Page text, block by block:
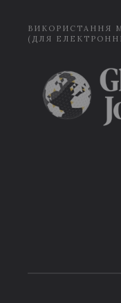
ВИКОРИСТАННЯ
(ДЛЯ